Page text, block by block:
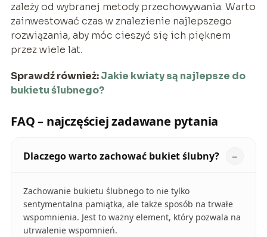
zależy od wybranej metody przechowywania. Warto
zainwestować czas w znalezienie najlepszego
rozwiązania, aby móc cieszyć się ich pięknem
przez wiele lat.
Sprawdź również:Jakie kwiaty są najlepsze do
bukietu ślubnego?
FAQ – najczęściej zadawane pytania
Dlaczego warto zachować bukiet ślubny?
Zachowanie bukietu ślubnego to nie tylko
sentymentalna pamiątka, ale także sposób na trwałe
wspomnienia. Jest to ważny element, który pozwala na
utrwalenie wspomnień.